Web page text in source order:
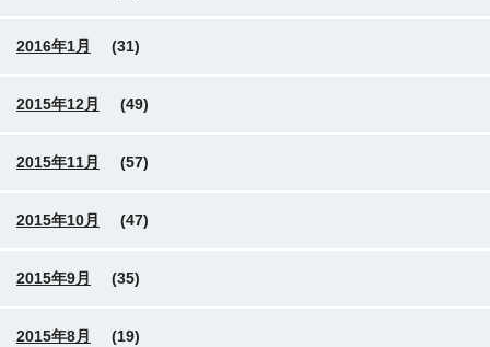
2016年1月 (31)
2015年12月 (49)
2015年11月 (57)
2015年10月 (47)
2015年9月 (35)
2015年8月 (19)